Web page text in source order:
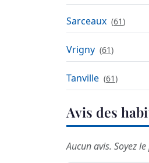
Sarceaux (61)
Vrigny (61)
Tanville (61)
Avis des
Aucun avis. Soyez